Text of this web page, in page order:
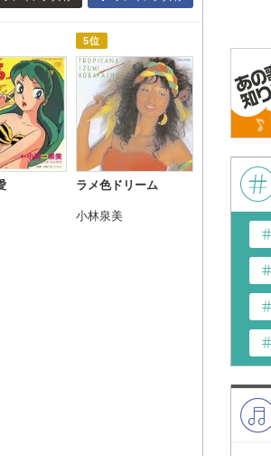
5位
ラメ色ドリーム
小林泉美